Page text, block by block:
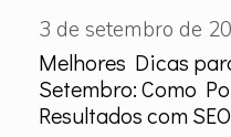
Melhores Dicas
Setembro: Como
Resultados com SEO
3 de setembro de